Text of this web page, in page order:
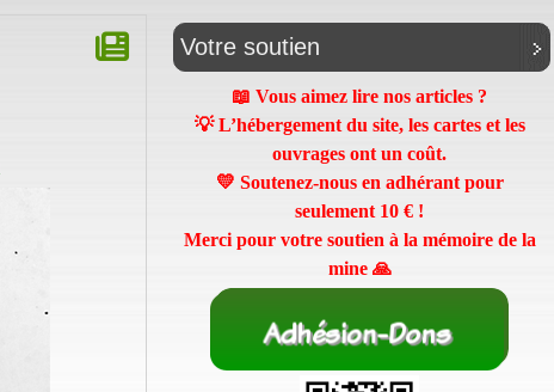
Votre soutien
📖 Vous aimez lire nos articles ?
💡 L’hébergement du site, les cartes et les
ouvrages ont un coût.
💛 Soutenez-nous en adhérant pour
seulement 10 € !
Merci pour votre soutien à la mémoire de la
mine 🙏